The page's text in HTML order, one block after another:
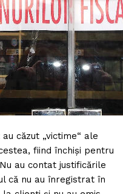
căzut „victime“ ale
fiind închişi pentru
au contat justificările
că nu au înregistrat în